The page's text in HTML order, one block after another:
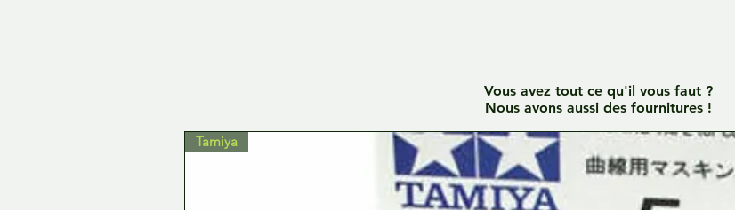
Vous avez tout ce qu'il vous faut ?
Nous avons aussi des fournitures !
Tamiya